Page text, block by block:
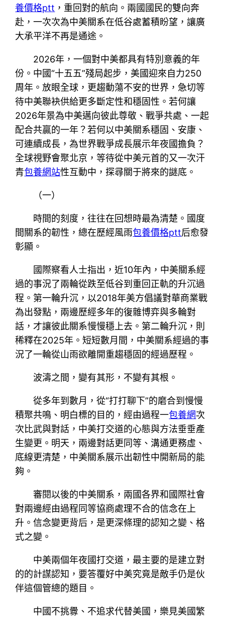
養價格ptt ，重回對的航向。兩國國民的雙向奔
赴，一次次為中美關系在低谷處蓄積盼望，讓廣
大承平洋不再是通途。
2026年，一個對中美都具有特別意義的年
份。中國“十五五”殘局起步，美國迎來自力250
周年。放眼全球，更趨動蕩不安的世界，急切等
待中美聯袂供給更多斷定性和穩固性。若何讓
2026年景為中美邁向彼此尊敬、戰爭共處、一起
配合共贏的一年？若何以中美關系穩固、安康、
可連續成長，為世界戰爭成長展示年夜國擔負？
全球視野會聚北京，等待從中美元首的又一次汗
青包養網站性互動中，探尋關于將來的謎底。
（一）
時間的刻度，往往在回想時最為清楚。國度
間關系的韌性，總在歷經風雨包養價格ptt后愈發
彰顯。
國際察看人士指出，近10年內，中美關系經
過的事況了兩輪從跌至低谷到重回正軌的升沉過
程。第一輪升沉，以2018年美方倡議對華商業戰
為出發點，兩邊歷經多年的復雜博弈與多輪對
話，才讓彼此關系慢慢穩上去。第二輪升沉，則
稀釋在2025年。短短數月間，中美關系經過的事
況了一輪從山雨欲離開重趨穩固的經過歷程。
波濤之間，變有其形，不變有其根。
從多年到數月，從“打打聊下”的磨合到慢慢
積聚共鳴、明白標的目的，經由過程一包養網次
次比武與對話，中美打交道的心態與方法垂垂產
生變更。明天，兩邊對話更同等、溝通更務虛、
底線更清楚，中美關系展示出韌性中開新局的能
夠。
審閱以後的中美關系，兩國各界和國際社會
對兩邊經由過程同等協商處理不合的信念在上
升。信念變更背后，是更深條理的認知之變、格
式之變。
中美兩個年夜國打交道，最主要的是建立對
的的計謀認知，要答覆好中美究竟是敵手仍是伙
伴這個管總的題目。
中國不挑釁、不追求代替美國，樂見美國繁